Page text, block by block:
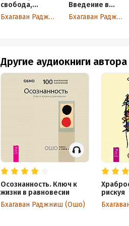
свобода,
одиночество.
Новый взглядБхагаван Раджниш (Ошо)
Введение в
учение Ошо
Бхагаван Раджниш (Ошо)
Другие аудиокниги автора
Осознанность. Ключ к
жизни в равновесии
Бхагаван Раджниш (Ошо)
рискуя